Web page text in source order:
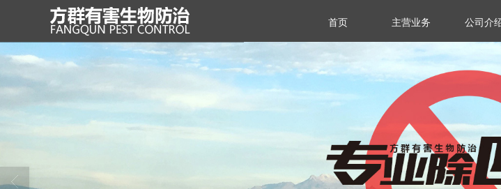
首页 主营业务 公司介